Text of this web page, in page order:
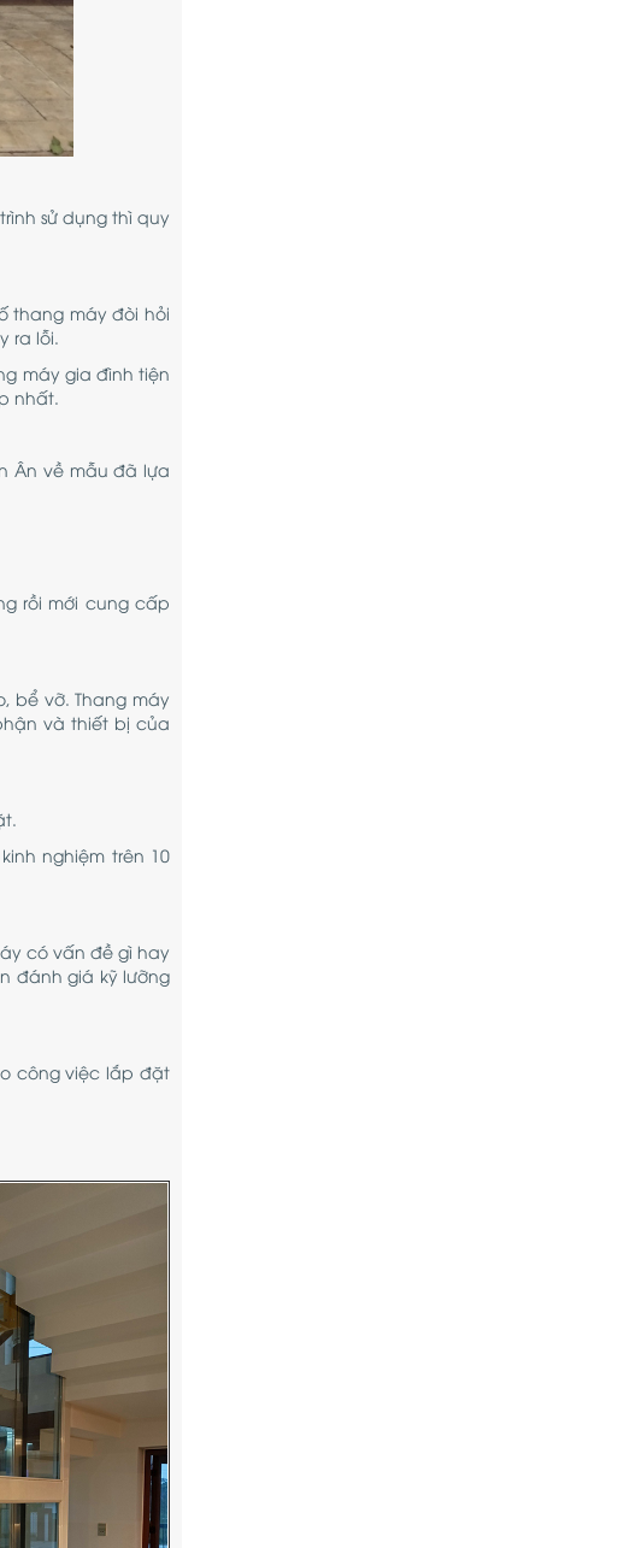
sử dụng thì quy
thang máy đòi hỏi
ra lỗi.
máy gia đình tiện
nhất.
Ân về mẫu đã lựa
rồi mới cung cấp
bể vỡ. Thang máy
và thiết bị của
nghiệm trên 10
có vấn đề gì hay
đánh giá kỹ lưỡng
công việc lắp đặt